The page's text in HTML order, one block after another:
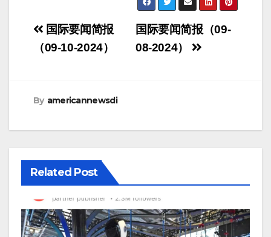
Post
navigation
国际要闻简报（09-
08-2024）
国际要闻简报
（09-10-2024）
By americannewsdi
Related Post